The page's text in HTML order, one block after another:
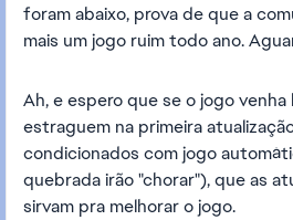
foram abaixo, prova de que a
mais um jogo ruim todo ano.
Ah, e espero que se o jogo venha
estraguem na primeira
condicionados com jogo
quebrada irão "chorar"), que as
sirvam pra melhorar o jogo.